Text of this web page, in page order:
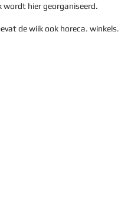
wordt hier georganiseerd.
de wijk ook horeca, winkels,